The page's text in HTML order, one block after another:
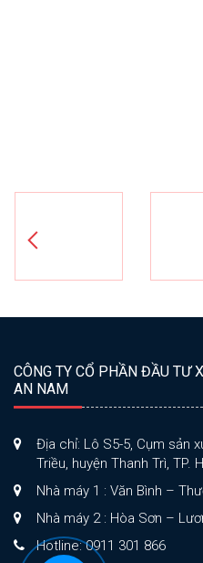
CÔNG TY CỔ PHẦN ĐẦU TƯ
AN NAM
Địa chỉ: Lô S5-5, Cụm sản
Triều, huyện Thanh Trì, TP.
Nhà máy 1 : Văn Bình –
Nhà máy 2 : Hòa Sơn –
Hotline: 0911 301 866